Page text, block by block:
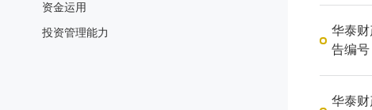
资金运用
投资管理能力
华泰
告编号
华泰